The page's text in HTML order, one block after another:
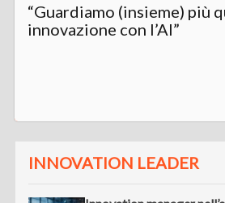
“Guardiamo (insieme) più
innovazione con l’AI”
INNOVATION LEADER